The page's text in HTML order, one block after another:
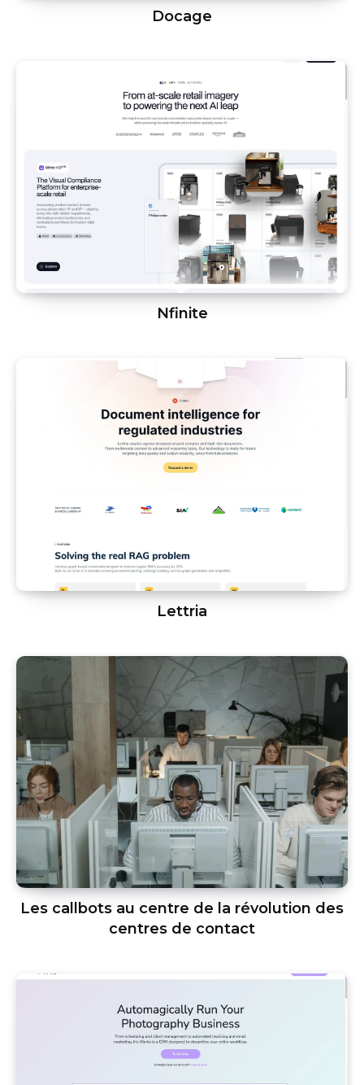
Docage
Nfinite
Lettria
Les callbots au centre de la révolution des
centres de contact